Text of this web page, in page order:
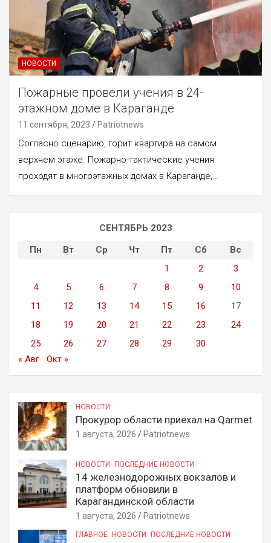
НОВОСТИ
Пожарные провели учения в 24-
этажном доме в Караганде
11 сентября, 2023 Patriotnews
Согласно сценарию, горит квартира на самом
верхнем этаже. Пожарно-тактические учения
проходят в многоэтажных домах в Караганде,…
СЕНТЯБРЬ 2023
Пн
Вт Ср Чт Пт Сб
Вс
1
2
3
4
5 6 7 8 9
10
11
12 13 14 15 16
17
18
19 20 21 22 23
24
25
26 27 28 29
30
« Авг
Окт »
НОВОСТИ
Прокурор области приехал на Qarmet
1 августа, 2026 Patriotnews
НОВОСТИ ПОСЛЕДНИЕ НОВОСТИ
14 железнодорожных вокзалов и
платформ обновили в
Карагандинской области
1 августа, 2026 Patriotnews
ГЛАВНОЕ НОВОСТИ ПОСЛЕДНИЕ НОВОСТИ